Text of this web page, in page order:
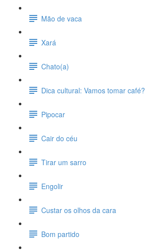
Mão de vaca
Xará
Chato(a)
Dica cultural: Vamos tomar café?
Pipocar
Cair do céu
Tirar um sarro
Engolir
Custar os olhos da cara
Bom partido